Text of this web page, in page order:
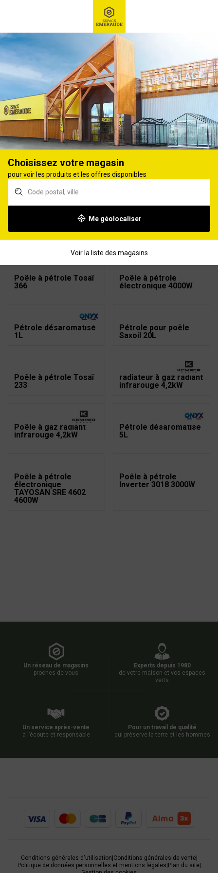
Ex : Robot tondeuse, ...
Chauffage d'appoint
POÊLE À PÉTROLE, POÊLE À GAZ
produits Affiner
Pétrole pour poêle
Tosaine 20L
Pétrole pour poêle
Tosaine+ 20L
Poêle à pétrole
Poêle à pétrole Tosaï
366
Poêle à pétrole
électronique 4000W
Pétrole désaromatisé
1L
Pétrole pour poêle
Saxoil 20L
Poêle à pétrole Tosaï
233
radiateur à gaz radiant
infrarouge 4,2kW
Poêle à gaz radiant
infrarouge 4,2kW
Pétrole désaromatisé
5L
Poêle à pétrole
électronique
TAYOSAN SRE 4602
4600W
Poêle à pétrole
Inverter 3018 3000W
Un réseau de magasins
proches de vous
Experts depuis 1980
de votre maison et vos espaces
verts
Un service après-vente
à l’écoute et responsable
Pour un travail de qualité
qui préserve la terre et les hommes
Conditions générales d'utilisation Conditions générales de vente|
Politique de données personnelles et mentions légales Plan du site|
Choisissez votre magasin
pour voir les produits et les offres disponibles
Me géolocaliser
Voir la liste des magasins